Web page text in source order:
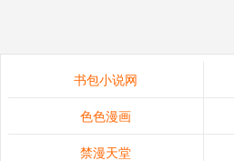
书包小说网
色色漫画
禁漫天堂